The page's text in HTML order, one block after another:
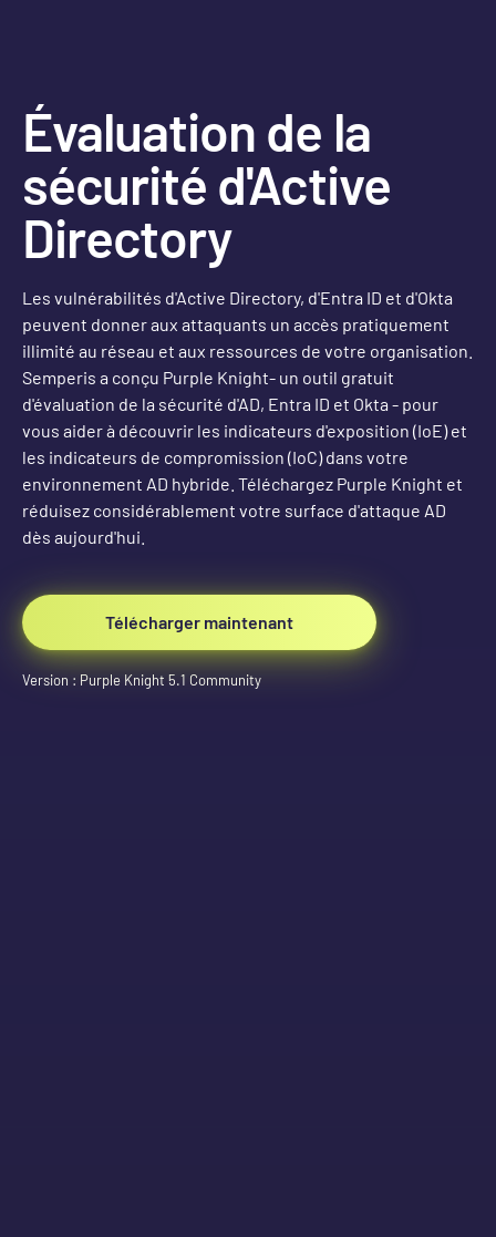
Évaluation de la
sécurité d'Active
Directory
Les vulnérabilités d'Active Directory, d'Entra ID et d'Okta
peuvent donner aux attaquants un accès pratiquement
illimité au réseau et aux ressources de votre organisation.
Semperis a conçu Purple Knight- un outil gratuit
d'évaluation de la sécurité d'AD, Entra ID et Okta - pour
vous aider à découvrir les indicateurs d'exposition (IoE) et
les indicateurs de compromission (IoC) dans votre
environnement AD hybride. Téléchargez Purple Knight et
réduisez considérablement votre surface d'attaque AD
dès aujourd'hui.
Télécharger maintenant
Version : Purple Knight 5.1 Community